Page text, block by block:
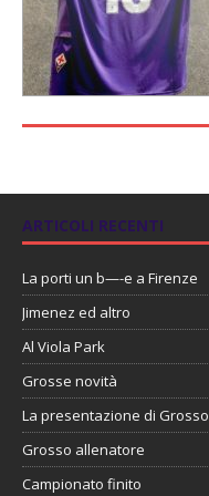
ARTICOLI RECENTI
La porti un b—-e a Firenze
Jimenez ed altro
Al Viola Park
Grosse novità
La presentazione di Grosso
Grosso allenatore
Campionato finito